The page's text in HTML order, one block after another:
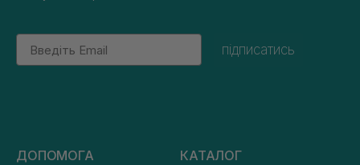
Email
підписатись
ДОПОМОГА КАТАЛОГ